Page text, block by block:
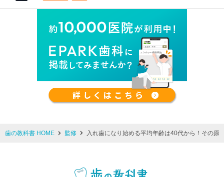
歯の教科書 HOME 監修 入れ歯になり始める平均年齢は40代から！その原